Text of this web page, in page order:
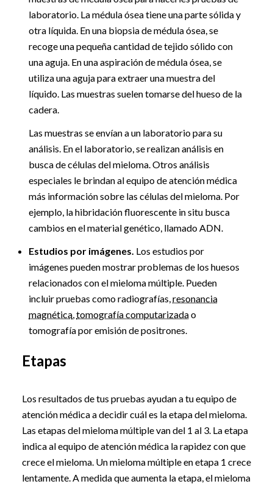
laboratorio. La médula ósea tiene una parte sólida y
otra líquida. En una biopsia de médula ósea, se
recoge una pequeña cantidad de tejido sólido con
una aguja. En una aspiración de médula ósea, se
utiliza una aguja para extraer una muestra del
líquido. Las muestras suelen tomarse del hueso de la
cadera.
Las muestras se envían a un laboratorio para su
análisis. En el laboratorio, se realizan análisis en
busca de células del mieloma. Otros análisis
especiales le brindan al equipo de atención médica
más información sobre las células del mieloma. Por
ejemplo, la hibridación fluorescente in situ busca
cambios en el material genético, llamado ADN.
Estudios por imágenes. Los estudios por
imágenes pueden mostrar problemas de los huesos
relacionados con el mieloma múltiple. Pueden
incluir pruebas como radiografías,resonancia
magnética,tomografía computarizadao
tomografía por emisión de positrones.
Etapas
Los resultados de tus pruebas ayudan a tu equipo de
atención médica a decidir cuál es la etapa del mieloma.
Las etapas del mieloma múltiple van del 1 al 3. La etapa
indica al equipo de atención médica la rapidez con que
crece el mieloma. Un mieloma múltiple en etapa 1 crece
lentamente. A medida que aumenta la etapa, el mieloma